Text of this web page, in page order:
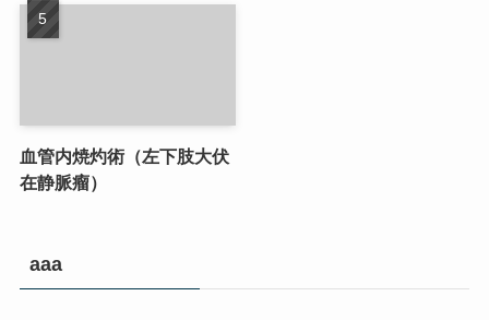
血管内焼灼術（左下肢大伏
在静脈瘤）
aaa